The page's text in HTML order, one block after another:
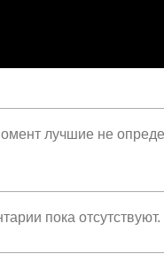
лучшие не
пока отсутствуют.